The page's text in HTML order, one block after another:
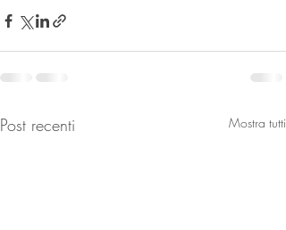
Post recenti Mostra tutti